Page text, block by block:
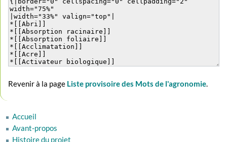
Revenir à la page Liste provisoire des Mots de l'agronomie.
Accueil
Avant-propos
Histoire du projet